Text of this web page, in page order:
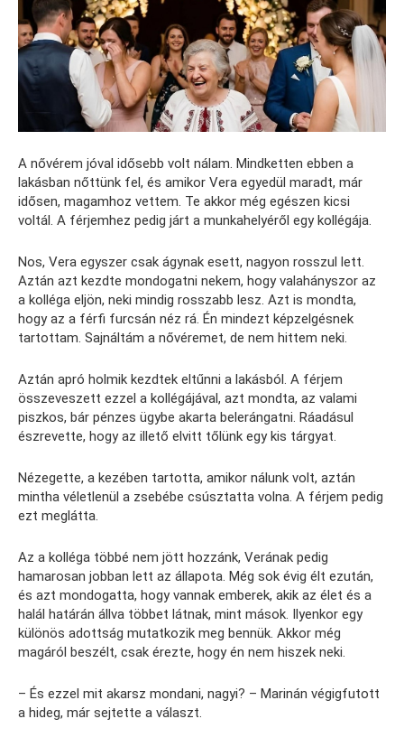
A nővérem jóval idősebb volt nálam. Mindketten ebben a
lakásban nőttünk fel, és amikor Vera egyedül maradt, már
idősen, magamhoz vettem. Te akkor még egészen kicsi
voltál. A férjemhez pedig járt a munkahelyéről egy kollégája.
Nos, Vera egyszer csak ágynak esett, nagyon rosszul lett.
Aztán azt kezdte mondogatni nekem, hogy valahányszor az
a kolléga eljön, neki mindig rosszabb lesz. Azt is mondta,
hogy az a férfi furcsán néz rá. Én mindezt képzelgésnek
tartottam. Sajnáltám a nővéremet, de nem hittem neki.
Aztán apró holmik kezdtek eltűnni a lakásból. A férjem
összeveszett ezzel a kollégájával, azt mondta, az valami
piszkos, bár pénzes ügybe akarta belerángatni. Ráadásul
észrevette, hogy az illető elvitt tőlünk egy kis tárgyat.
Nézegette, a kezében tartotta, amikor nálunk volt, aztán
mintha véletlenül a zsebébe csúsztatta volna. A férjem pedig
ezt meglátta.
Az a kolléga többé nem jött hozzánk, Verának pedig
hamarosan jobban lett az állapota. Még sok évig élt ezután,
és azt mondogatta, hogy vannak emberek, akik az élet és a
halál határán állva többet látnak, mint mások. Ilyenkor egy
különös adottság mutatkozik meg bennük. Akkor még
magáról beszélt, csak érezte, hogy én nem hiszek neki.
– És ezzel mit akarsz mondani, nagyi? – Marinán végigfutott
a hideg, már sejtette a választ.